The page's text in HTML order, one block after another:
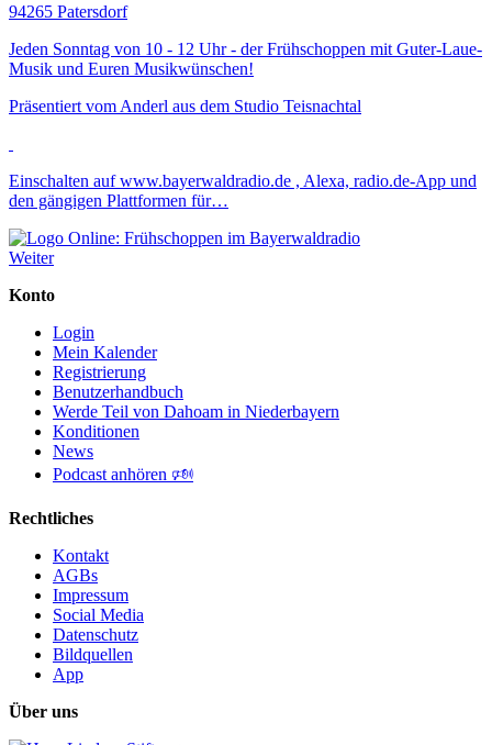
94265 Patersdorf
Jeden Sonntag von 10 - 12 Uhr - der Frühschoppen mit Guter-Laue-
Musik und Euren Musikwünschen!
Präsentiert vom Anderl aus dem Studio Teisnachtal
Einschalten auf www.bayerwaldradio.de , Alexa, radio.de-App und
den gängigen Plattformen für…
Weiter
Konto
Login
Mein Kalender
Registrierung
Benutzerhandbuch
Werde Teil von Dahoam in Niederbayern
Konditionen
News
Podcast anhören 🕬
Rechtliches
Kontakt
AGBs
Impressum
Social Media
Datenschutz
Bildquellen
App
Über uns